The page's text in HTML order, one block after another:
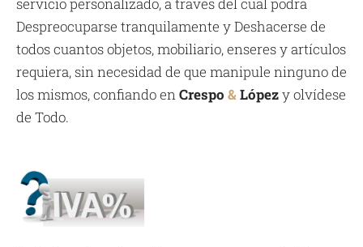
servicio personalizado, a través del cual podrá
Despreocuparse tranquilamente y Deshacerse de
todos cuantos objetos, mobiliario, enseres y artículos
requiera, sin necesidad de que manipule ninguno de
los mismos, confiando enCrespo &Lópezy olvídese
de Todo.